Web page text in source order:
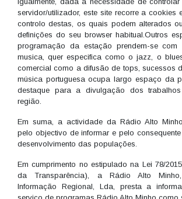
servidor/utilizador, este site recorre a cookies
controlo destas, os quais podem alterados
definições do seu browser habitual.Outros
programação da estação prendem-se
musica, quer especifica como o jazz, o
comercial como a difusão de tops, sucessos
música portuguesa ocupa largo espaço da
destaque para a divulgação dos
região.
Em suma, a actividade da Rádio Alto
pelo objectivo de informar e pelo
desenvolvimento das populações.
Em cumprimento no estipulado na Lei 78/
da Transparência), a Rádio Alto
Informação Regional, Lda, presta a